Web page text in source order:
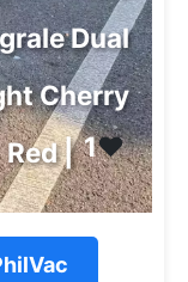
Dual
Cherry
Red |1❤️